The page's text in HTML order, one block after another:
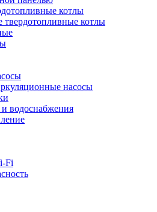
котлы
котлы
насосы
водоснабжения
Fi